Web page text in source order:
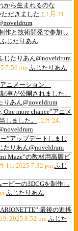
から生まれるのな
だきました！ 1月 31,
作と技術開発で参加し
ふじたりあん
じたりあん@noveldrum
7:56 pmふじたりあん
ニメーション、
事が公開されました。
りあん@noveldrum
more chance”アニメ
ました。 12月 24,
”アップデートしまし
たりあん@noveldrum
Maze”の教材用高層ビ
11, 2025 7:32 pm ふじ
ービーの3DCGを制作し
ふじたりあん
最後の進捗
2025 8:52 pm ふじた